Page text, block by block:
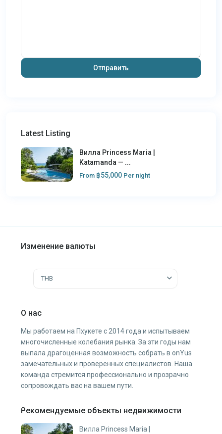
Latest Listing
Вилла Princess Maria |
Katamanda — ...
From ฿55,000 Per night
Изменение валюты
THB
О нас
Мы работаем на Пхукете с 2014 года и испытываем
многочисленные колебания рынка. За эти годы нам
выпала драгоценная возможность собрать в onYus
замечательных и проверенных специалистов. Наша
команда стремится профессионально и прозрачно
сопровождать вас на вашем пути.
Рекомендуемые объекты недвижимости
Вилла Princess Maria |